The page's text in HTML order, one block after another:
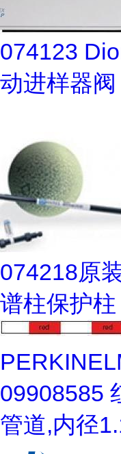
074123
动进样器阀
074218原
谱柱保护柱
09908585
管道,内径